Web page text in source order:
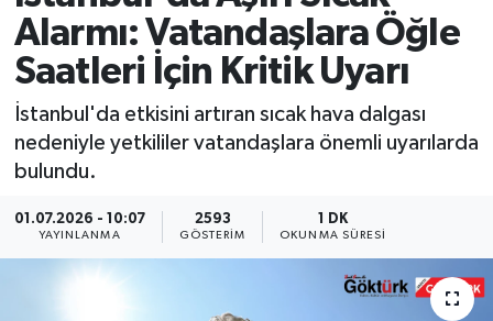
Alarmı: Vatandaşlara Öğle
Saatleri İçin Kritik Uyarı
İstanbul'da etkisini artıran sıcak hava dalgası
nedeniyle yetkililer vatandaşlara önemli uyarılarda
bulundu.
01.07.2026 - 10:07
YAYINLANMA
2593
GÖSTERIM
1 DK
OKUNMA SÜRESI
EKONOMİ
GÖKTÜRK
GÜNDEM
KEMERBURGAZ
KÜLTÜR - SANAT
Haber Arşivi